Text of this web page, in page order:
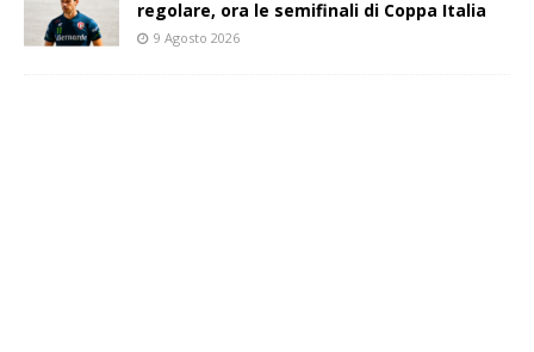
regolare, ora le semifinali di Coppa Italia
9 Agosto 2026